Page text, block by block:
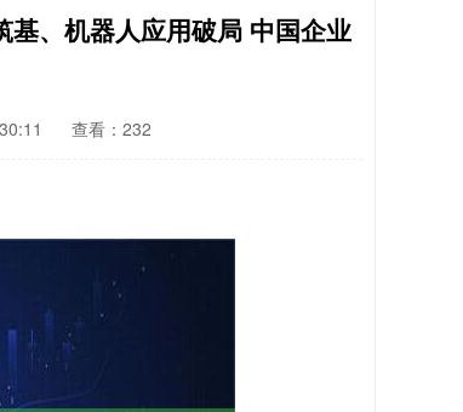
、机器人应用破局 中国企业
查看：232